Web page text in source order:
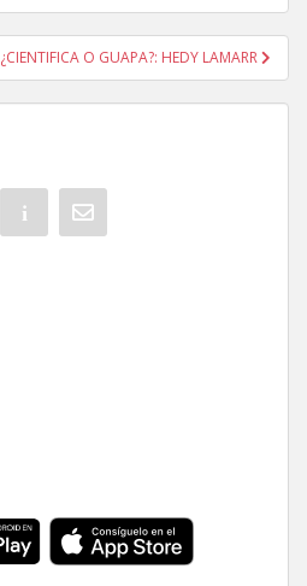
¿CIENTIFICA O GUAPA?: HEDY LAMARR